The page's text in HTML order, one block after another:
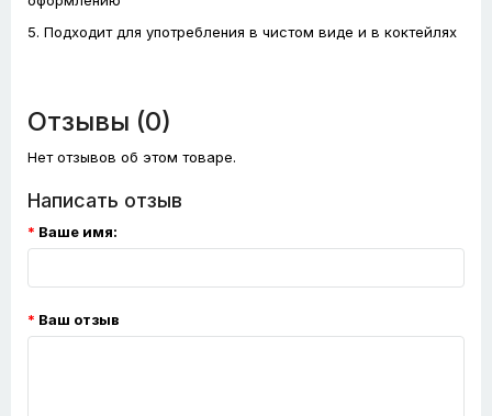
5. Подходит для употребления в чистом виде и в коктейлях
Отзывы (0)
Нет отзывов об этом товаре.
Написать отзыв
Ваше имя:
Ваш отзыв